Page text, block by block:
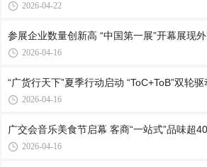
2026-04-22
参展企业数量创新高 “中国第一展”开幕展现
2026-04-16
“广货行天下”夏季行动启动 “ToC+ToB”双轮
2026-04-16
广交会音乐美食节启幕 客商“一站式”品味超
2026-04-16